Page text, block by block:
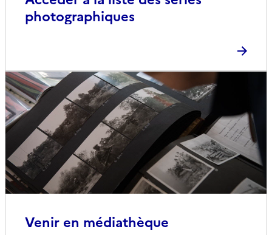
photographiques
Venir en médiathèque